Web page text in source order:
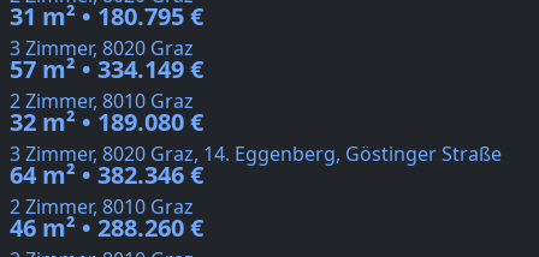
31 m² • 180.795 €
3 Zimmer, 8020 Graz
57 m² • 334.149 €
2 Zimmer, 8010 Graz
32 m² • 189.080 €
3 Zimmer, 8020 Graz, 14. Eggenberg, Göstinger Straße
64 m² • 382.346 €
2 Zimmer, 8010 Graz
46 m² • 288.260 €